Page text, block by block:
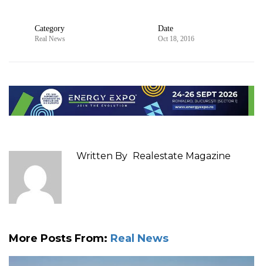
Category
Real News
Date
Oct 18, 2016
Written By Realestate Magazine
More Posts From: Real News